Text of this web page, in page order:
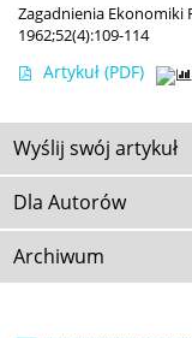
Zagadnienia Ekonomiki
1962;52(4):109-114
Artykuł (PDF)
Wyślij swój artykuł
Dla Autorów
Archiwum